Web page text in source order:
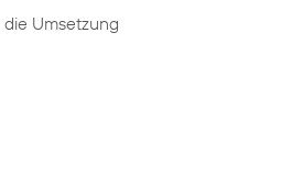
Umsetzung